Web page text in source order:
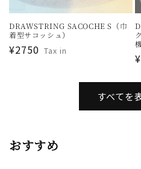
DRAWSTRING SACOCHE S（巾
着型サコッシュ）
通
¥2750 Tax in
すべてを
おすすめ